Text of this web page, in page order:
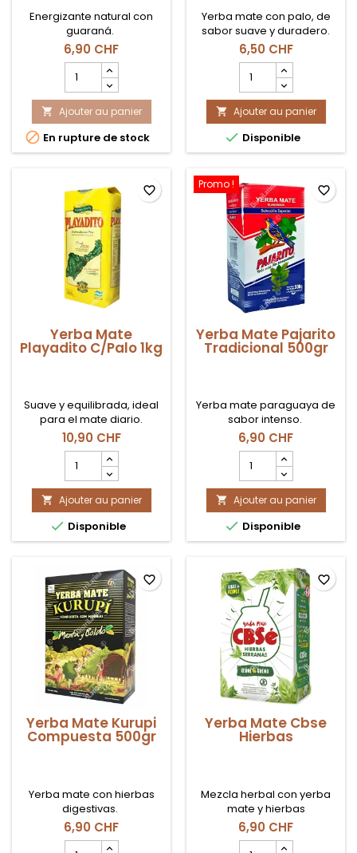
Energizante natural con
guaraná.
6,90 CHF
quantité
du
produit
Yerba
Mate
Cbse
 Ajouter au panier
 En rupture de stock
Yerba mate con palo, de
sabor suave y duradero.
6,50 CHF
quantité
du
produit
Yerba
Mate
Playadito
500gr
 Ajouter au panier
 Disponible
Yerba Mate
Playadito C/Palo 1kg
Suave y equilibrada, ideal
para el mate diario.
10,90 CHF
quantité
du
produit
Yerba
Mate
Playadito
1kg
 Ajouter au panier
 Disponible
favorite_border Promo !
Yerba Mate Pajarito
Tradicional 500gr
Yerba mate paraguaya de
sabor intenso.
6,90 CHF
quantité
du
produit
Yerba
Mate
Pajarito
500gr
 Ajouter au panier
 Disponible
favorite_border
Yerba Mate Kurupi
Compuesta 500gr
Yerba mate con hierbas
digestivas.
6,90 CHF
favorite_border
Yerba Mate Cbse
Hierbas
Mezcla herbal con yerba
mate y hierbas
aromáticas.
6,90 CHF
favorite_border